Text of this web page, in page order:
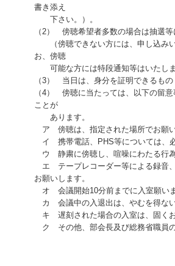
書き添え
下さい。）。
（2） 傍聴希望者多数の場合は抽選
（傍聴できない方には、申し込みい
お、傍聴
可能な方には特段通知等はいたしま
（3） 当日は、身分を証明できるも
（4） 傍聴に当たっては、以下の留
ことが
あります。
ア 傍聴は、指定された場所でお願い
イ 携帯電話、PHS等については、必
ウ 静粛に傍聴し、喧噪にわたる行為
エ テープレコーダー等による録音、
お願いします。
オ 会議開始10分前までに入室願いま
カ 会議中の入退出は、やむを得ない
キ 遅刻された場合の入室は、固くお
ク その他、部会長及び総務省職員の